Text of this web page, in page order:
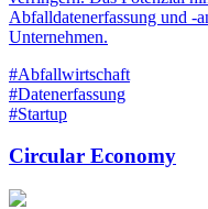
Abfalldatenerfassung und -
Unternehmen.
#Abfallwirtschaft
#Datenerfassung
#Startup
Circular Economy